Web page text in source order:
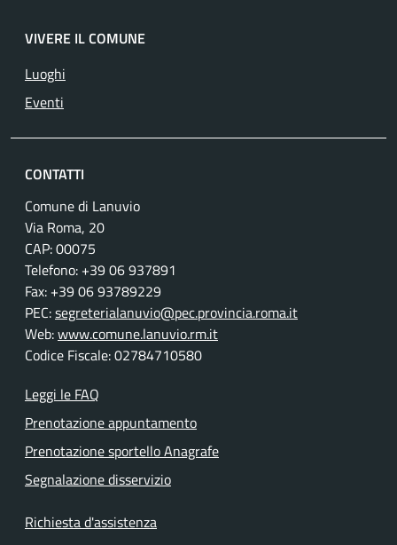
VIVERE IL COMUNE
Luoghi
Eventi
CONTATTI
Comune di Lanuvio
Via Roma, 20
CAP: 00075
Telefono: +39 06 937891
Fax: +39 06 93789229
PEC:segreterialanuvio@pec.provincia.roma.it
Web:www.comune.lanuvio.rm.it
Codice Fiscale: 02784710580
Leggi le FAQ
Prenotazione appuntamento
Prenotazione sportello Anagrafe
Segnalazione disservizio
Richiesta d'assistenza